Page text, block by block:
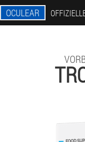
OCULEAR